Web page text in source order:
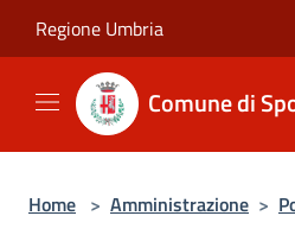
Regione Umbria
Comune di
Home > Amministrazione >